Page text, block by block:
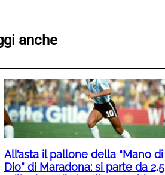
anche
All’asta il pallone della “Mano di
Dio” di Maradona: si parte da 2,5